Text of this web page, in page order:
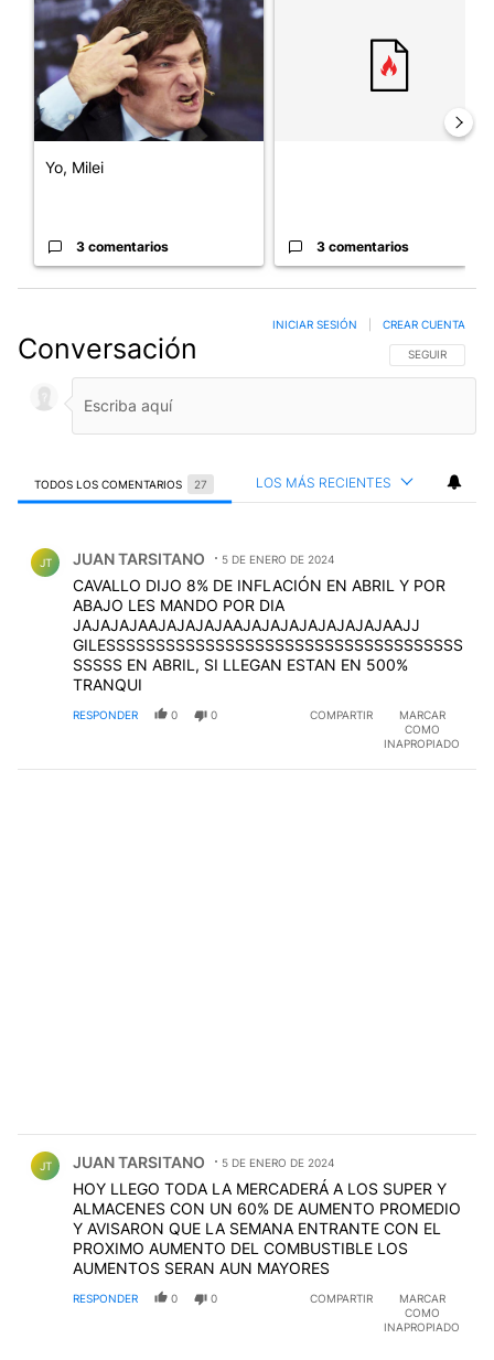
Yo, Milei
3 comentarios 3 comentarios
Conversación SIGA ESTA
SEGUIR
INICIAR SESIÓN CREAR CUENTA
TODOS LOS COMENTARIOS 27 LOS MÁS RECIENTES
JT JUAN TARSITANO 5 DE ENERO DE 2024
CAVALLO DIJO 8% DE INFLACIÓN EN ABRIL Y POR
ABAJO LES MANDO POR DIA
JAJAJAJAAJAJAJAJAAJAJAJAJAJAJAJAJAAJJ
GILESSSSSSSSSSSSSSSSSSSSSSSSSSSSSSSSSSSS
SSSSS EN ABRIL, SI LLEGAN ESTAN EN 500%
TRANQUI
RESPONDER 0 0 COMPARTIR
MARCAR
COMO
INAPROPIADO
JT JUAN TARSITANO 5 DE ENERO DE 2024
HOY LLEGO TODA LA MERCADERÁ A LOS SUPER Y
ALMACENES CON UN 60% DE AUMENTO PROMEDIO
Y AVISARON QUE LA SEMANA ENTRANTE CON EL
PROXIMO AUMENTO DEL COMBUSTIBLE LOS
AUMENTOS SERAN AUN MAYORES
RESPONDER 0 0 COMPARTIR
MARCAR
COMO
INAPROPIADO